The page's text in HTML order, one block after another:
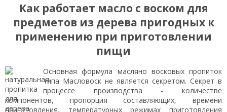
Как работает масло с воском для
предметов из дерева пригодных к
применению при приготовлении
пищи
Основная формула масляно восковых пропиток
типа Масловоск не является секретом. Секрет в
процессе производства - количестве
компонентов, пропорция составляющих, времени
приготовления, температурных режимах приготовления